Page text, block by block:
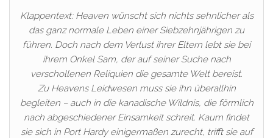
Klappentext: Heaven wünscht sich nichts sehnlicher als
das ganz normale Leben einer Siebzehnjährigen zu
führen. Doch nach dem Verlust ihrer Eltern lebt sie bei
ihrem Onkel Sam, der auf seiner Suche nach
verschollenen Reliquien die gesamte Welt bereist.
Zu Heavens Leidwesen muss sie ihn überallhin
begleiten – auch in die kanadische Wildnis, die förmlich
nach abgeschiedener Einsamkeit schreit. Kaum findet
sie sich in Port Hardy einigermaßen zurecht, trifft sie auf